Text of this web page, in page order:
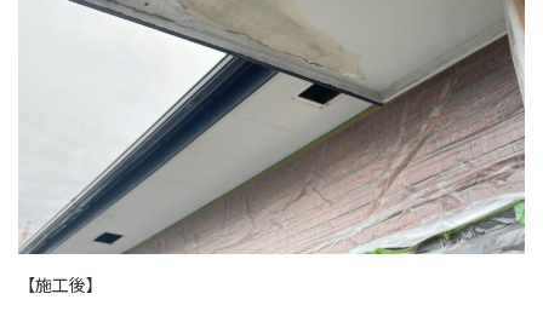
【施工後】